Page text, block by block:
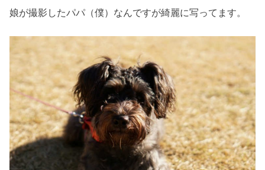
娘が撮影したパパ（僕）なんですが綺麗に写ってます。